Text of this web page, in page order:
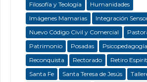
Filosofía y Teología
Humanidades
Imágenes Mamarias
Integración
Nuevo Código Civil y Comercial
Patrimonio
Posadas
Psicopedagogía
Reconquista
Rectorado
Retiro
Santa Fe
Santa Teresa de Jesús